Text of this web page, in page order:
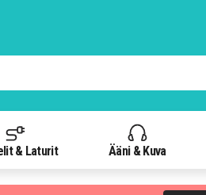
& Laturit Ääni & Kuva